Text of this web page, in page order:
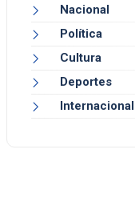
Nacional
Política
Cultura
Deportes
Internacional